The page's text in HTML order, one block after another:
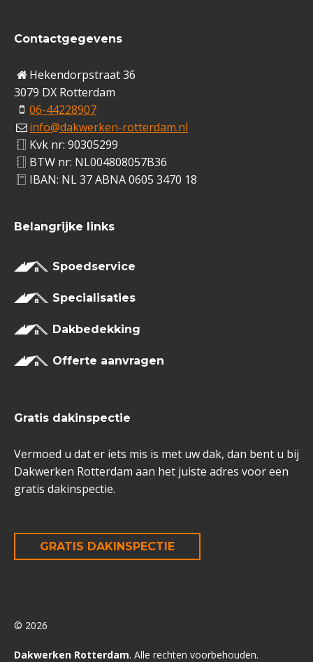
Contactgegevens
Hekendorpstraat 36
3079 DX Rotterdam
06-44228907
info@dakwerken-rotterdam.nl
Kvk nr: 90305299
BTW nr: NL004808057B36
IBAN: NL 37 ABNA 0605 3470 18
Belangrijke links
Spoedservice
Specialisaties
Dakbedekking
Offerte aanvragen
Gratis dakinspectie
Vermoed u dat er iets mis is met uw dak, dan bent u bij
Dakwerken Rotterdam aan het juiste adres voor een
gratis dakinspectie.
GRATIS DAKINSPECTIE
© 2026
Dakwerken Rotterdam. Alle rechten voorbehouden.